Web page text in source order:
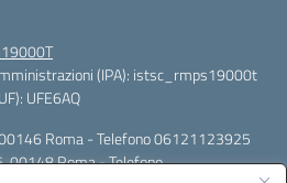
(IPA): istsc_rmps19000t
UFE6AQ
Roma - Telefono 06121123925
00148 Roma - Telefono